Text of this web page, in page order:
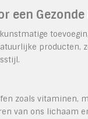
een
producten,
zoals vitaminen,
van ons lichaam